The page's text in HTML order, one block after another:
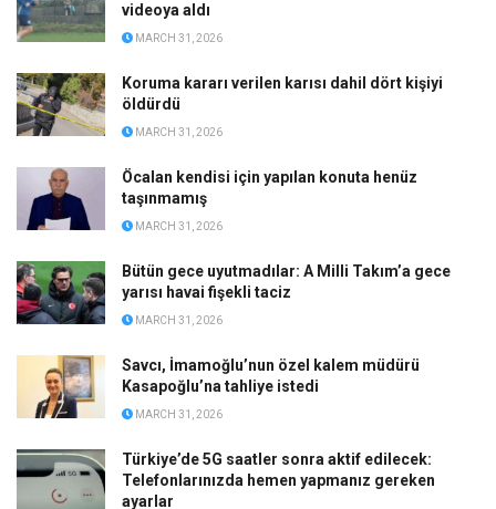
videoya aldı
MARCH 31, 2026
Koruma kararı verilen karısı dahil dört kişiyi
öldürdü
MARCH 31, 2026
Öcalan kendisi için yapılan konuta henüz
taşınmamış
MARCH 31, 2026
Bütün gece uyutmadılar: A Milli Takım’a gece
yarısı havai fişekli taciz
MARCH 31, 2026
Savcı, İmamoğlu’nun özel kalem müdürü
Kasapoğlu’na tahliye istedi
MARCH 31, 2026
Türkiye’de 5G saatler sonra aktif edilecek:
Telefonlarınızda hemen yapmanız gereken
ayarlar